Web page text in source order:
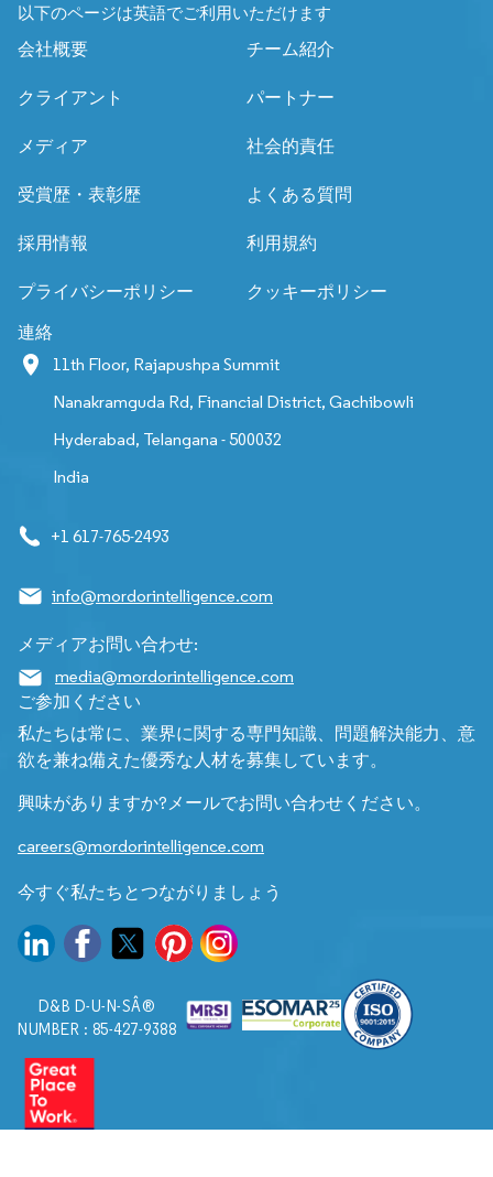
以下のページは英語でご利用いただけます
会社概要
チーム紹介
クライアント パートナー
メディア 社会的責任
受賞歴・表彰歴 よくある質問
採用情報 利用規約
プライバシーポリシー クッキーポリシー
連絡
11th Floor, Rajapushpa Summit
Nanakramguda Rd, Financial District, Gachibowli
Hyderabad, Telangana - 500032
India
+1 617-765-2493
info@mordorintelligence.com
メディアお問い合わせ:
media@mordorintelligence.com
ご参加ください
私たちは常に、業界に関する専門知識、問題解決能力、意
欲を兼ね備えた優秀な人材を募集しています。
興味がありますか?メールでお問い合わせください。
careers@mordorintelligence.com
今すぐ私たちとつながりましょう
D&B D-U-N-SÂ®
NUMBER : 85-427-9388